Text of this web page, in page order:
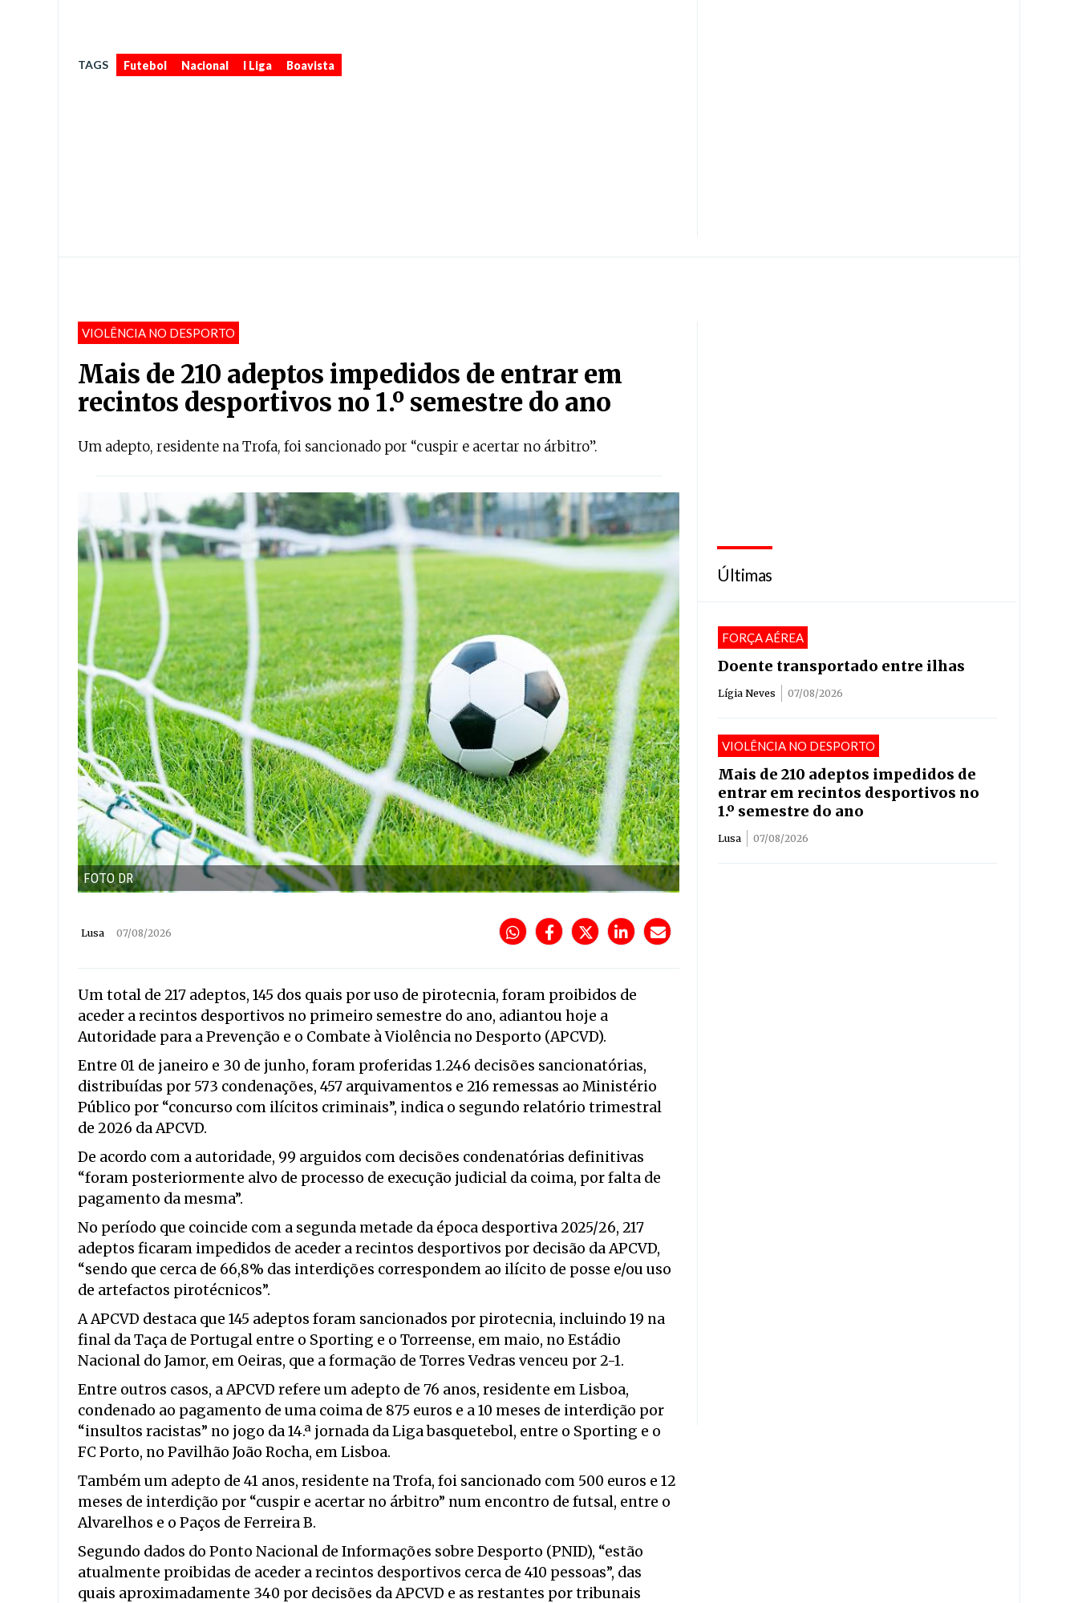
TAGS Futebol Nacional I Liga Boavista
VIOLÊNCIA NO DESPORTO
Mais de 210 adeptos impedidos de entrar em
recintos desportivos no 1.º semestre do ano
Um adepto, residente na Trofa, foi sancionado por “cuspir e acertar no árbitro”.
FOTO DR
Lusa 07/08/2026
Um total de 217 adeptos, 145 dos quais por uso de pirotecnia, foram proibidos de
aceder a recintos desportivos no primeiro semestre do ano, adiantou hoje a
Autoridade para a Prevenção e o Combate à Violência no Desporto (APCVD).
Entre 01 de janeiro e 30 de junho, foram proferidas 1.246 decisões sancionatórias,
distribuídas por 573 condenações, 457 arquivamentos e 216 remessas ao Ministério
Público por “concurso com ilícitos criminais”, indica o segundo relatório trimestral
de 2026 da APCVD.
De acordo com a autoridade, 99 arguidos com decisões condenatórias definitivas
“foram posteriormente alvo de processo de execução judicial da coima, por falta de
pagamento da mesma”.
No período que coincide com a segunda metade da época desportiva 2025/26, 217
adeptos ficaram impedidos de aceder a recintos desportivos por decisão da APCVD,
“sendo que cerca de 66,8% das interdições correspondem ao ilícito de posse e/ou uso
de artefactos pirotécnicos”.
A APCVD destaca que 145 adeptos foram sancionados por pirotecnia, incluindo 19 na
final da Taça de Portugal entre o Sporting e o Torreense, em maio, no Estádio
Nacional do Jamor, em Oeiras, que a formação de Torres Vedras venceu por 2-1.
Entre outros casos, a APCVD refere um adepto de 76 anos, residente em Lisboa,
condenado ao pagamento de uma coima de 875 euros e a 10 meses de interdição por
“insultos racistas” no jogo da 14.ª jornada da Liga basquetebol, entre o Sporting e o
FC Porto, no Pavilhão João Rocha, em Lisboa.
Também um adepto de 41 anos, residente na Trofa, foi sancionado com 500 euros e 12
meses de interdição por “cuspir e acertar no árbitro” num encontro de futsal, entre o
Alvarelhos e o Paços de Ferreira B.
Segundo dados do Ponto Nacional de Informações sobre Desporto (PNID), “estão
atualmente proibidas de aceder a recintos desportivos cerca de 410 pessoas”, das
quais aproximadamente 340 por decisões da APCVD e as restantes por tribunais
Últimas
FORÇA AÉREA
Doente transportado entre ilhas
Lígia Neves 07/08/2026
VIOLÊNCIA NO DESPORTO
Mais de 210 adeptos impedidos de
entrar em recintos desportivos no
1.º semestre do ano
Lusa 07/08/2026